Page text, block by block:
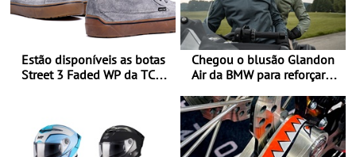
Estão disponíveis as botas
Street 3 Faded WP da TCX
Chegou o blusão Glandon
Air da BMW para reforçar
verão